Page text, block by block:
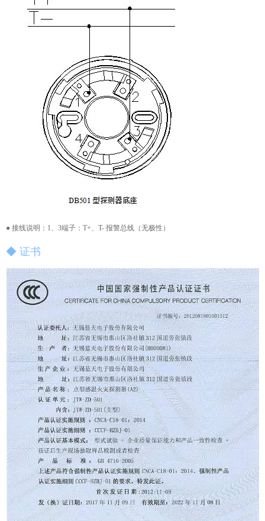
● 接线说明：1、3端子：T+、T- 报警总线（无极性）
◆ 证书